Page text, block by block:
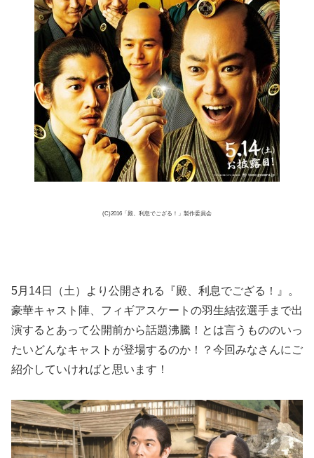
(C)2016「殿、利息でござる！」製作委員会
5月14日（土）より公開される『殿、利息でござる！』。
豪華キャスト陣、フィギアスケートの羽生結弦選手まで出
演するとあって公開前から話題沸騰！とは言うもののいっ
たいどんなキャストが登場するのか！？今回みなさんにご
紹介していければと思います！